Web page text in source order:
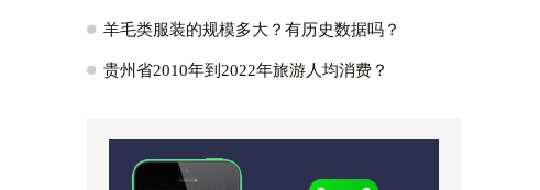
H 羊毛类服装的规模多大？有历史数据吗？
H 贵州省2010年到2022年旅游人均消费？